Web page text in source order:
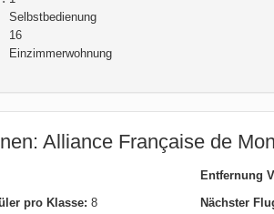
Selbstbedienung
16
Einzimmerwohnung
Alliance Française de
pro Klasse: 8
Entfernung
Nächster